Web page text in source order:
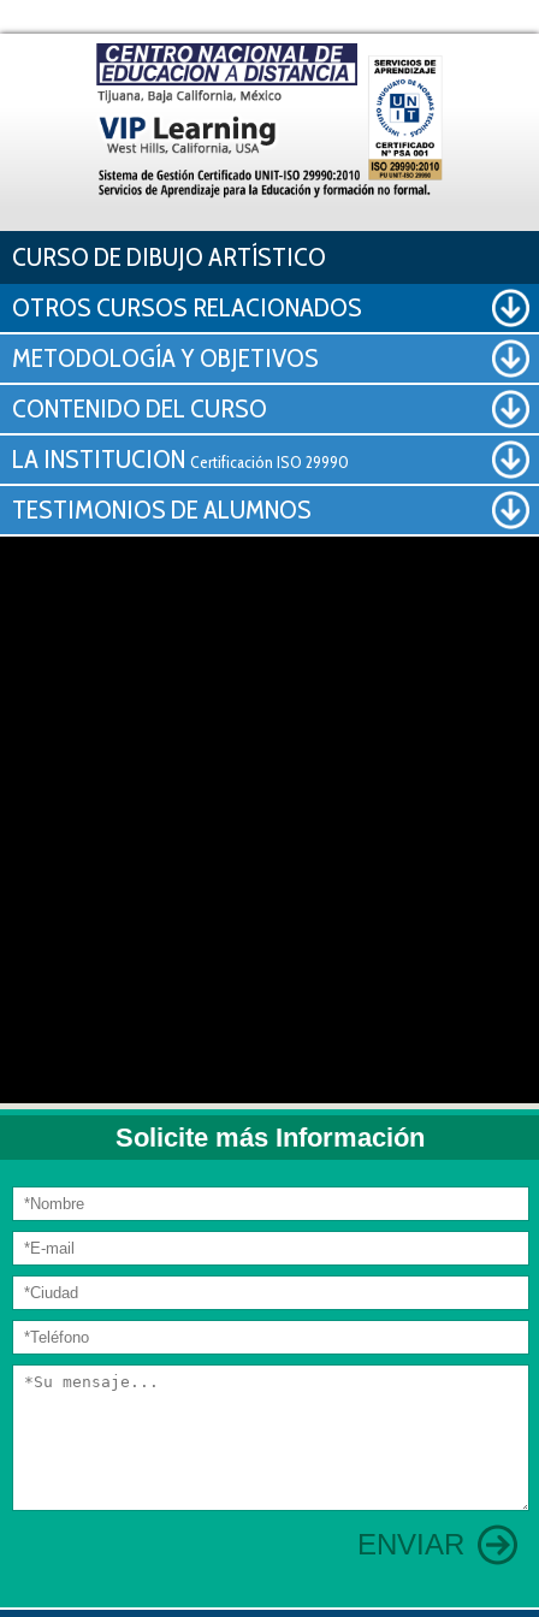
Pasar al contenido principal
CURSO DE DIBUJO ARTÍSTICO
OTROS CURSOS RELACIONADOS
METODOLOGÍA Y OBJETIVOS
CONTENIDO DEL CURSO
LA INSTITUCION Certificación ISO 29990
TESTIMONIOS DE ALUMNOS
Solicite más Información
ENVIAR